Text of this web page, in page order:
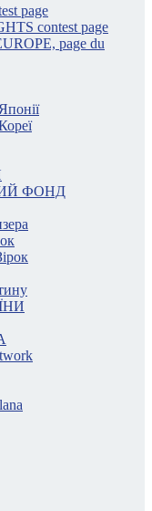
page
contest page
page du
ФОНД